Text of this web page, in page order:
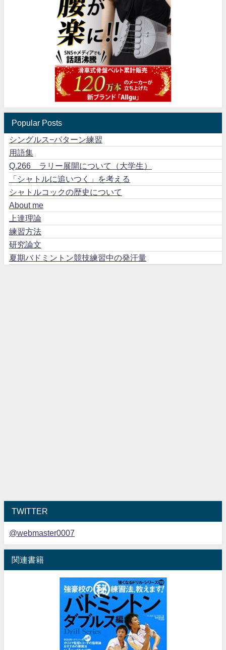
Popular Posts
シングルス−パターン練習
用語集
Q.266 ラリー展開について（大学生）
「シャトルに追いつく」を考える
シャトルコックの歴史について
About me
上達理論
練習方法
研究論文
夏期バドミントン競技練習中の発汗量
TWITTER
@webmaster0007
関連書籍